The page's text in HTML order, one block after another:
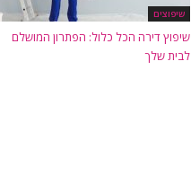
שיפוצים
שיפוץ דירה הכל כלול: הפתרון המושלם
לבית שלך